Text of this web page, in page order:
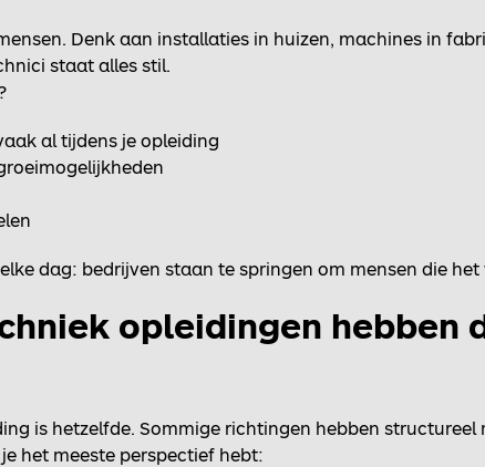
Denk aan installaties in huizen, machines in
staat alles stil.
al tijdens je opleiding
dag: bedrijven staan te springen om mensen die het
opleidingen hebben
is hetzelfde. Sommige richtingen hebben structureel
het meeste perspectief hebt: